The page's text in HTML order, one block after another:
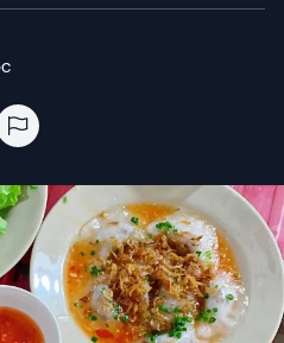
sách đọc
sẻBáo cáo lạm dụng